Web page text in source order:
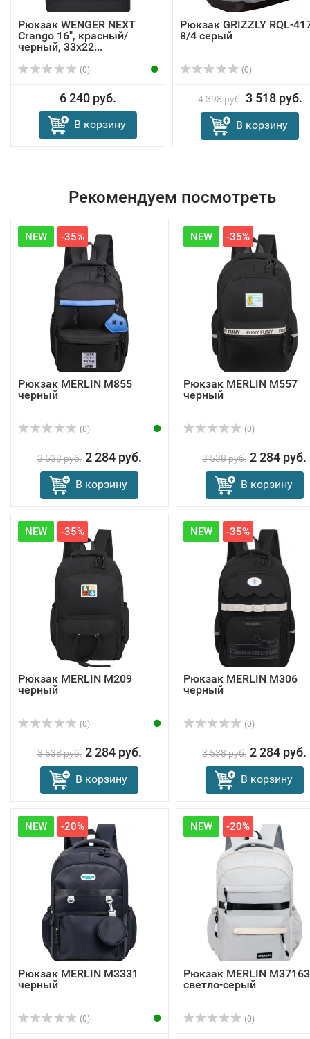
Рюкзак WENGER NEXT
Crango 16", красный/
черный, 33х22...
(0)
6 240 руб.
В корзину
Рюкзак GRIZZLY RQL-
8/4 серый
(0)
4 398 руб. 3 518 руб.
В корзину
Рекомендуем посмотреть
NEW -35%
Рюкзак MERLIN M855
черный
(0)
3 538 руб. 2 284 руб.
В корзину
NEW -35%
Рюкзак MERLIN M557
черный
(0)
3 538 руб. 2 284 руб.
В корзину
NEW -35%
Рюкзак MERLIN M209
черный
(0)
3 538 руб. 2 284 руб.
В корзину
NEW -35%
Рюкзак MERLIN M306
черный
(0)
3 538 руб. 2 284 руб.
В корзину
NEW -20%
Рюкзак MERLIN M3331
черный
(0)
NEW -20%
Рюкзак MERLIN M37163
светло-серый
(0)